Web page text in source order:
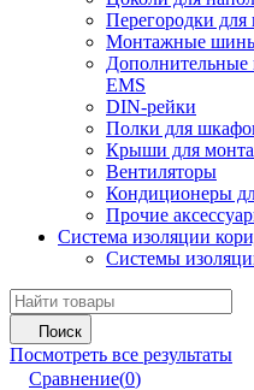
Перегородки
Монтажные
EMS
DIN-рейки
Полки для
Крыши для
Вентиляторы
Кондиционеры
Прочие
Система изоляции
Системы
Поиск
Посмотреть все результаты
Сравнение(0)